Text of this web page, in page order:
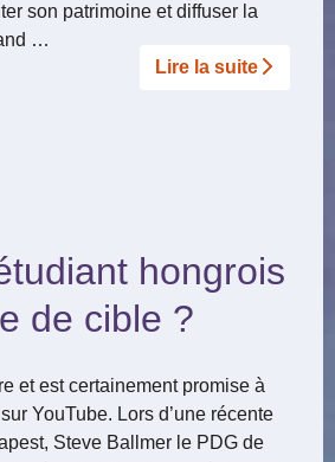
son patrimoine et diffuser la
…
Lire la suite­­
hongrois
de cible ?
et est certainement promise à
YouTube. Lors d’une récente
Steve Ballmer le PDG de